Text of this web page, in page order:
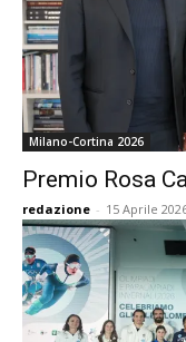
Milano-Cortina 2026
Premio Rosa
redazione - 15 Aprile